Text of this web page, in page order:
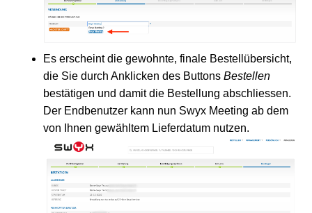
Es erscheint die gewohnte, finale Bestellübersicht,
die Sie durch Anklicken des ButtonsBestellen
bestätigen und damit die Bestellung abschliessen.
Der Endbenutzer kann nun Swyx Meeting ab dem
von Ihnen gewähltem Lieferdatum nutzen.